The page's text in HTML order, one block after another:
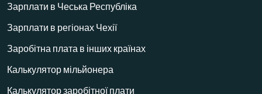
Зарплати в Чеська Республіка
Зарплати в регіонах Чехії
Заробітна плата в інших країнах
Калькулятор мільйонера
Калькулятор заробітної плати